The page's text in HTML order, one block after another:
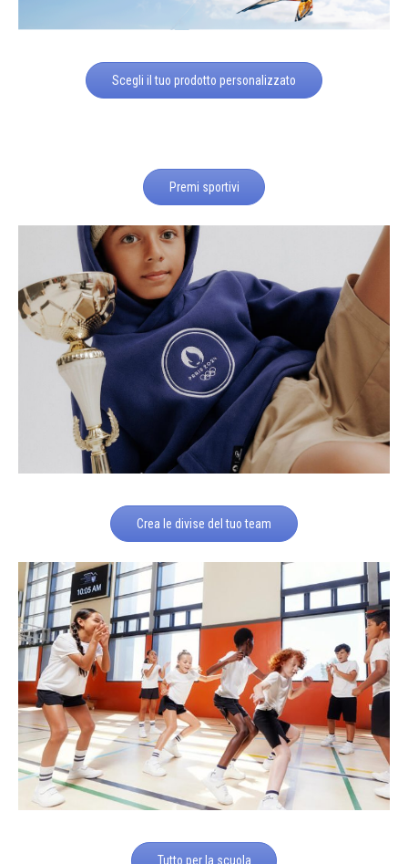
Scegli il tuo prodotto personalizzato
Premi sportivi
Crea le divise del tuo team
Tutto per la scuola